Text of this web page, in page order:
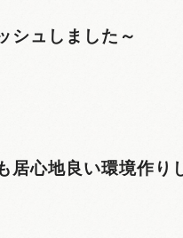
シュしました～
居心地良い環境作り